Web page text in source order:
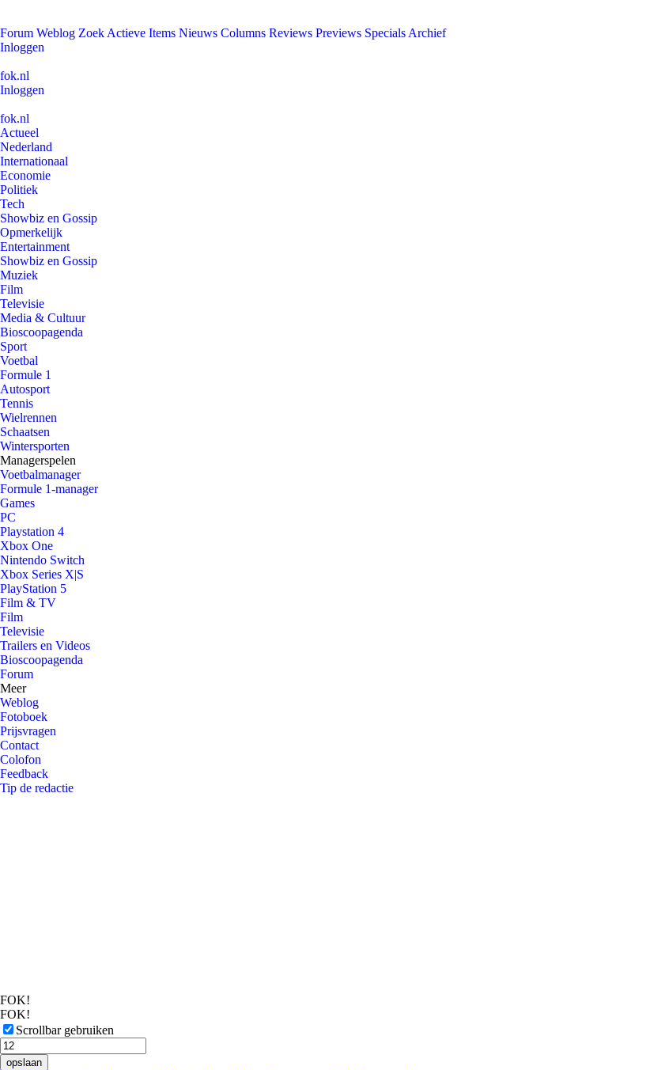
Forum Weblog Zoek Actieve Items Nieuws Columns Reviews Previews Specials Archief
Inloggen
fok.nl
Inloggen
fok.nl
Actueel
Nederland
Internationaal
Economie
Politiek
Tech
Showbiz en Gossip
Opmerkelijk
Entertainment
Showbiz en Gossip
Muziek
Film
Televisie
Media & Cultuur
Bioscoopagenda
Sport
Voetbal
Formule 1
Autosport
Tennis
Wielrennen
Schaatsen
Wintersporten
Managerspelen
Voetbalmanager
Formule 1-manager
Games
PC
Playstation 4
Xbox One
Nintendo Switch
Xbox Series X|S
PlayStation 5
Film & TV
Film
Televisie
Trailers en Videos
Bioscoopagenda
Forum
Meer
Weblog
Fotoboek
Prijsvragen
Contact
Colofon
Feedback
Tip de redactie
FOK!
FOK!
Scrollbar gebruiken
opslaan